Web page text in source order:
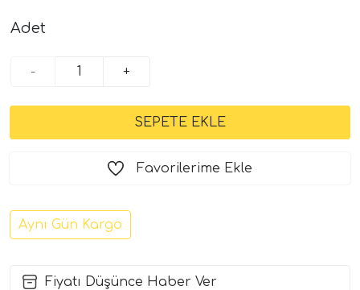
Adet
- +
Favorilerime Ekle
Aynı Gün Kargo
Fiyatı Düşünce Haber Ver